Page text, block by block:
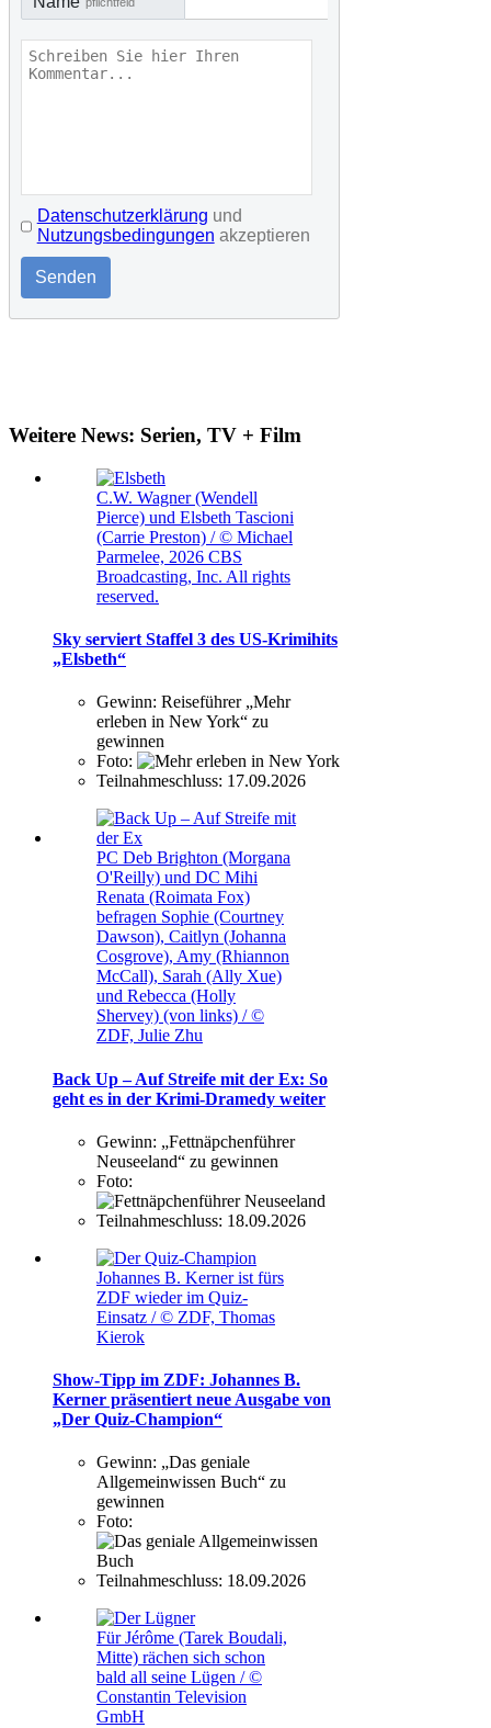
Datenschutzerklärung und
Nutzungsbedingungen akzeptieren
Senden
Weitere News: Serien, TV + Film
C.W. Wagner (Wendell
Pierce) und Elsbeth Tascioni
(Carrie Preston) / © Michael
Parmelee, 2026 CBS
Broadcasting, Inc. All rights
reserved.
Sky serviert Staffel 3 des US-Krimihits
„Elsbeth“
Gewinn: Reiseführer „Mehr
erleben in New York“ zu
gewinnen
Foto:
Teilnahmeschluss: 17.09.2026
PC Deb Brighton (Morgana
O'Reilly) und DC Mihi
Renata (Roimata Fox)
befragen Sophie (Courtney
Dawson), Caitlyn (Johanna
Cosgrove), Amy (Rhiannon
McCall), Sarah (Ally Xue)
und Rebecca (Holly
Shervey) (von links) / ©
ZDF, Julie Zhu
Back Up – Auf Streife mit der Ex: So
geht es in der Krimi-Dramedy weiter
Gewinn: „Fettnäpchenführer
Neuseeland“ zu gewinnen
Foto:
Teilnahmeschluss: 18.09.2026
Johannes B. Kerner ist fürs
ZDF wieder im Quiz-
Einsatz / © ZDF, Thomas
Kierok
Show-Tipp im ZDF: Johannes B.
Kerner präsentiert neue Ausgabe von
„Der Quiz-Champion“
Gewinn: „Das geniale
Allgemeinwissen Buch“ zu
gewinnen
Foto:
Teilnahmeschluss: 18.09.2026
Für Jérôme (Tarek Boudali,
Mitte) rächen sich schon
bald all seine Lügen / ©
Constantin Television
GmbH